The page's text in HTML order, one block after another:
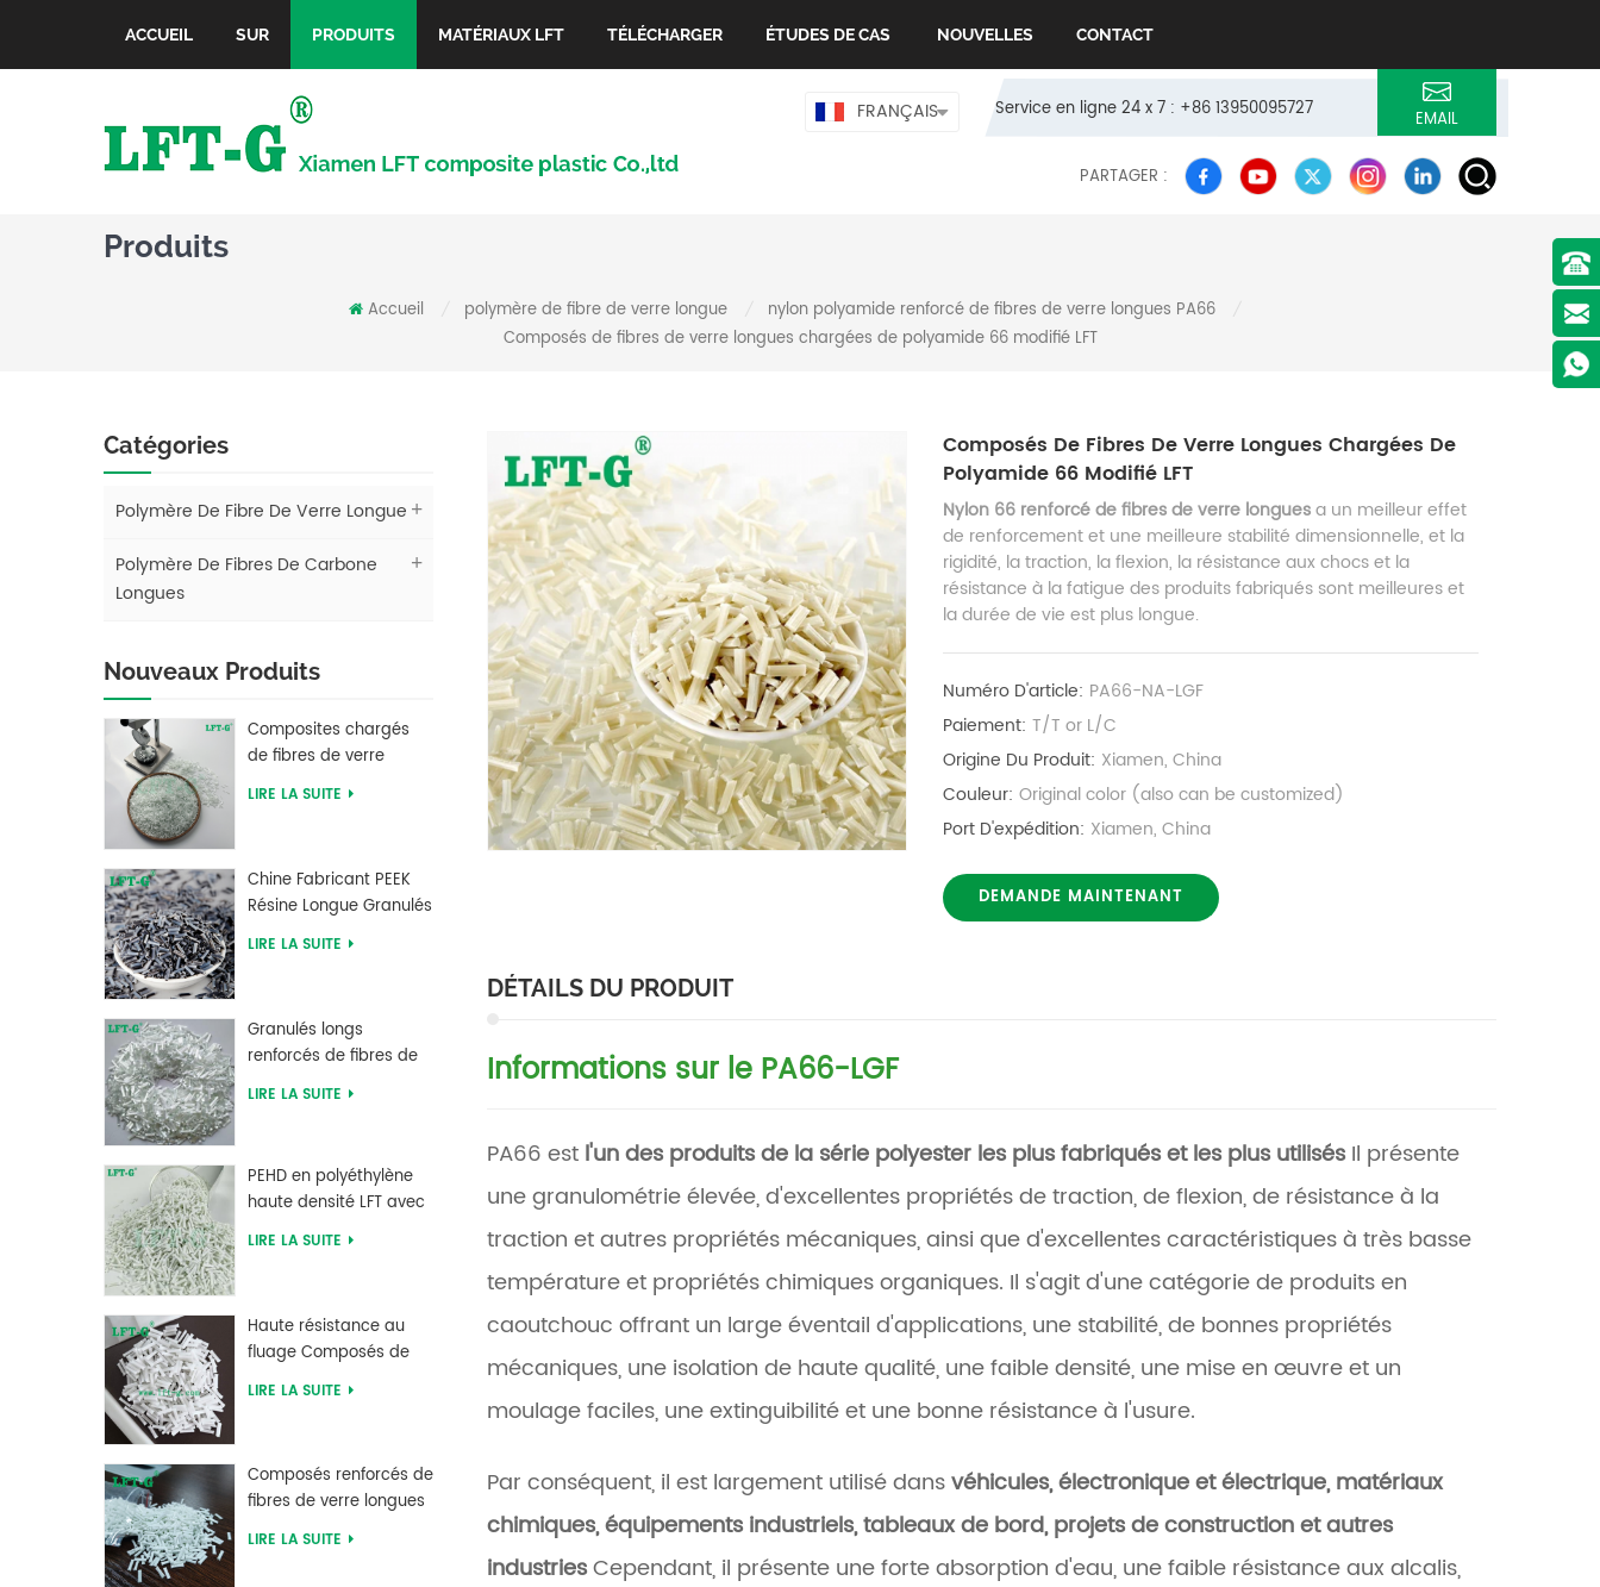
ACCUEIL SUR PRODUITS MATÉRIAUX LFT TÉLÉCHARGER ÉTUDES DE CAS NOUVELLES CONTACT
Service en ligne 24 x 7 : +86 13950095727 EMAIL
FRANÇAIS
PARTAGER :
Produits
Accueil polymère de fibre de verre longue nylon polyamide renforcé de fibres de verre longues PA66
Composés de fibres de verre longues chargées de polyamide 66 modifié LFT
Catégories
Polymère De Fibre De Verre Longue
Polymère De Fibres De Carbone
Longues
Nouveaux Produits
Composites chargés
de fibres de verre
longues en
LIRE LA SUITE
Chine Fabricant PEEK
Résine Longue Granulés
Renforcés De Fibres De
LIRE LA SUITE
Granulés longs
renforcés de fibres de
verre PLA à acide
LIRE LA SUITE
PEHD en polyéthylène
haute densité LFT avec
longue fibre de verre
LIRE LA SUITE
Haute résistance au
fluage Composés de
fibres de verre longues
LIRE LA SUITE
Composés renforcés de
fibres de verre longues
en polybutylène
LIRE LA SUITE
Composés De Fibres De Verre Longues Chargées De
Polyamide 66 Modifié LFT
Nylon 66 renforcé de fibres de verre longuesa un meilleur effet
de renforcement et une meilleure stabilité dimensionnelle, et la
rigidité, la traction, la flexion, la résistance aux chocs et la
résistance à la fatigue des produits fabriqués sont meilleures et
la durée de vie est plus longue.
Numéro D'article: PA66-NA-LGF
Paiement: T/T or L/C
Origine Du Produit: Xiamen, China
Couleur: Original color (also can be customized)
Port D'expédition: Xiamen, China
DEMANDE MAINTENANT
DÉTAILS DU PRODUIT
Informations sur le PA66-LGF
PA66 est l'un des produits de la série polyester les plus fabriqués et les plus utilisés Il présente
une granulométrie élevée, d'excellentes propriétés de traction, de flexion, de résistance à la
traction et autres propriétés mécaniques, ainsi que d'excellentes caractéristiques à très basse
température et propriétés chimiques organiques. Il s'agit d'une catégorie de produits en
caoutchouc offrant un large éventail d'applications, une stabilité, de bonnes propriétés
mécaniques, une isolation de haute qualité, une faible densité, une mise en œuvre et un
moulage faciles, une extinguibilité et une bonne résistance à l'usure.
Par conséquent, il est largement utilisé dansvéhicules, électronique et électrique, matériaux
chimiques, équipements industriels, tableaux de bord, projets de construction et autres
industriesCependant, il présente une forte absorption d'eau, une faible résistance aux alcalis,